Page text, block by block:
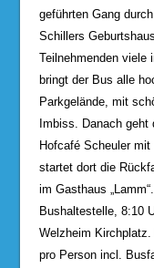
geführten Gang
Schillers
Teilnehmenden viele
bringt der Bus alle
Parkgelände, mit
Imbiss. Danach geht
Hofcafé Scheuler
startet dort die
im Gasthaus
Bushaltestelle, 8:10
Welzheim
pro Person incl.